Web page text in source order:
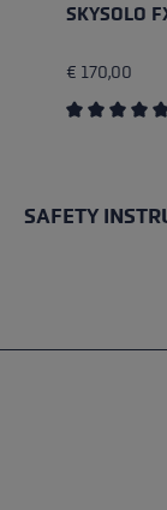
SKYSOLO
€ 170,00
SAFETY